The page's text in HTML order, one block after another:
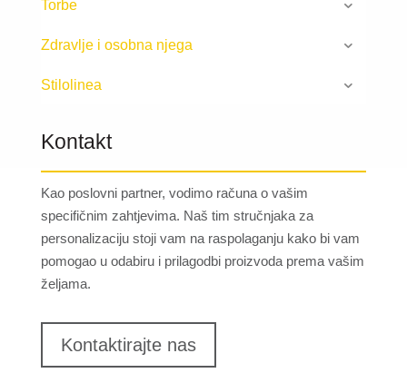
Torbe
Zdravlje i osobna njega
Stilolinea
Kontakt
Kao poslovni partner, vodimo računa o vašim
specifičnim zahtjevima. Naš tim stručnjaka za
personalizaciju stoji vam na raspolaganju kako bi vam
pomogao u odabiru i prilagodbi proizvoda prema vašim
željama.
Kontaktirajte nas